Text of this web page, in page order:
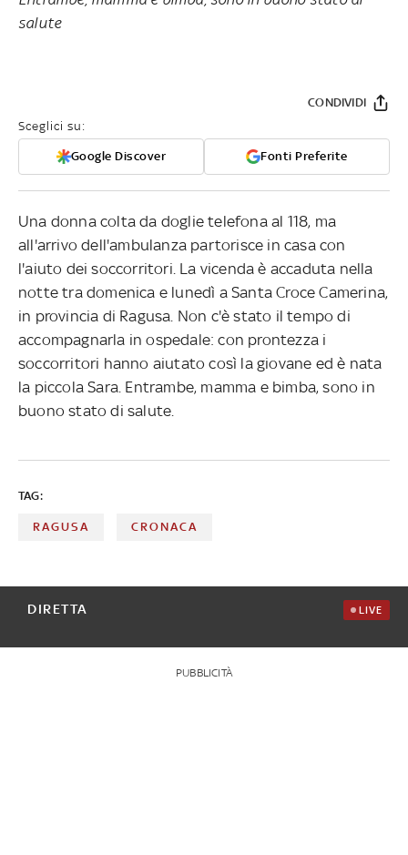
salute
Sceglici su:
Google Discover Fonti Preferite
CONDIVIDI
Una donna colta da doglie telefona al 118, ma
all'arrivo dell'ambulanza partorisce in casa con
l'aiuto dei soccorritori. La vicenda è accaduta nella
notte tra domenica e lunedì a Santa Croce Camerina,
in provincia di Ragusa. Non c'è stato il tempo di
accompagnarla in ospedale: con prontezza i
soccorritori hanno aiutato così la giovane ed è nata
la piccola Sara. Entrambe, mamma e bimba, sono in
buono stato di salute.
TAG:
RAGUSA CRONACA
DIRETTA LIVE
PUBBLICITÀ